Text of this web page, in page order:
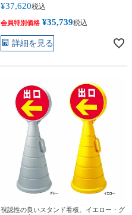
¥37,620税込
会員特別価格 ¥35,739税込
詳細を見る
視認性の良いスタンド看板。イエロー・グ